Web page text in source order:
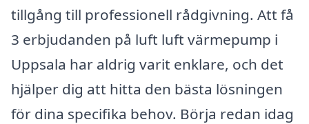
tillgång till professionell rådgivning. Att få
3 erbjudanden på luft luft värmepump i
Uppsala har aldrig varit enklare, och det
hjälper dig att hitta den bästa lösningen
för dina specifika behov. Börja redan idag